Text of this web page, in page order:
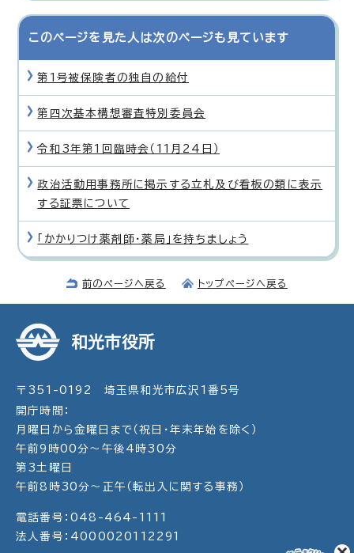
このページを見た人は次のページも見ています
第1号被保険者の独自の給付
第四次基本構想審査特別委員会
令和3年第1回臨時会（11月24日）
政治活動用事務所に掲示する立札及び看板の類に表示
する証票について
「かかりつけ薬剤師・薬局」を持ちましょう
前のページへ戻る トップページへ戻る
和光市役所
〒351-0192 埼玉県和光市広沢1番5号
開庁時間：
月曜日から金曜日まで（祝日・年末年始を除く）
午前9時00分～午後4時30分
第3土曜日
午前8時30分～正午（転出入に関する事務）
電話番号：048-464-1111
法人番号：4000020112291